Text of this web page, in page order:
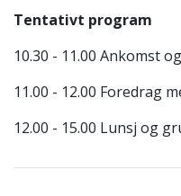
Tentativt program
10.30 - 11.00 Ankomst
11.00 - 12.00 Foredrag
12.00 - 15.00 Lunsj og